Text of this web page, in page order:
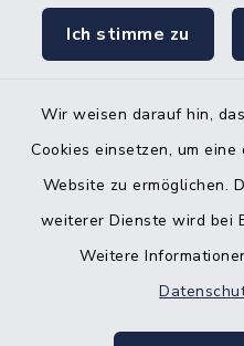
Ich stimme zu
Wir weisen darauf hin,
Cookies einsetzen, um
Website zu ermöglichen.
weiterer Dienste wird bei
Weitere
Nebenstelle
KFZ-